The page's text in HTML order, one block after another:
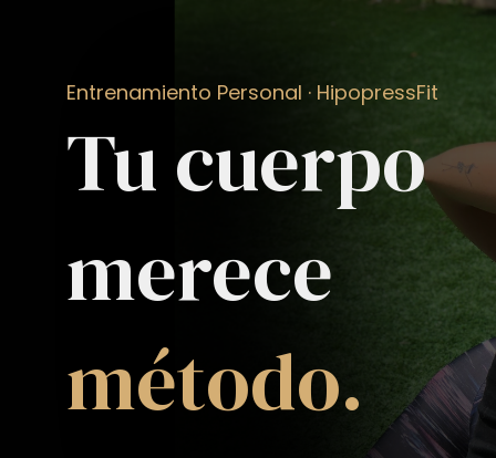
Entrenamiento Personal · HipopressFit
Tu cuerpo
merece
método.